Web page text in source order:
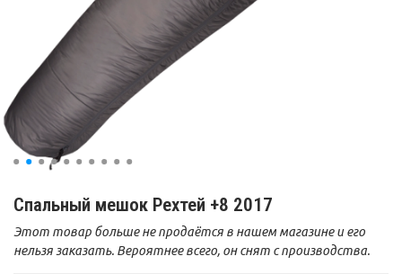
Спальный мешок Рехтей +8 2017
Этот товар больше не продаётся в нашем магазине и его
нельзя заказать. Вероятнее всего, он снят с производства.